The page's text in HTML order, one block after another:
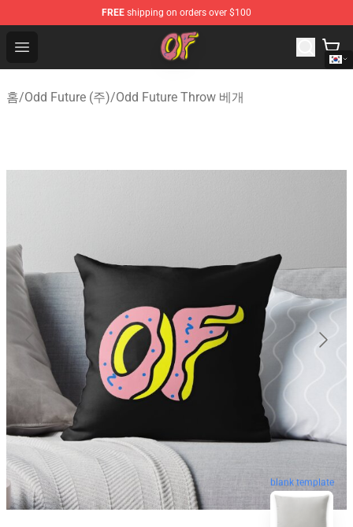
FREE shipping on orders over $100
Open menu
Odd Future Shop - Official Odd Future Merchandise Store
홈/Odd Future (주)/Odd Future Throw 베개
blank template